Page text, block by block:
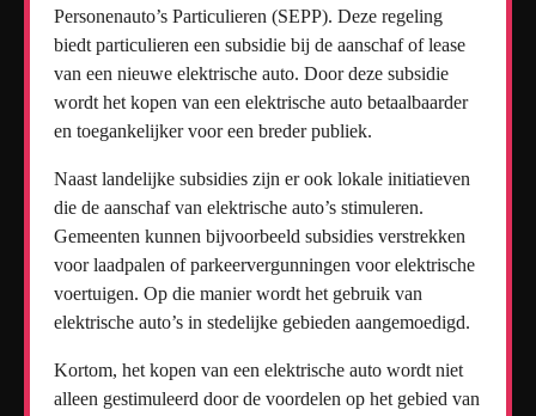
Personenauto’s Particulieren (SEPP). Deze regeling
biedt particulieren een subsidie bij de aanschaf of lease
van een nieuwe elektrische auto. Door deze subsidie
wordt het kopen van een elektrische auto betaalbaarder
en toegankelijker voor een breder publiek.
Naast landelijke subsidies zijn er ook lokale initiatieven
die de aanschaf van elektrische auto’s stimuleren.
Gemeenten kunnen bijvoorbeeld subsidies verstrekken
voor laadpalen of parkeervergunningen voor elektrische
voertuigen. Op die manier wordt het gebruik van
elektrische auto’s in stedelijke gebieden aangemoedigd.
Kortom, het kopen van een elektrische auto wordt niet
alleen gestimuleerd door de voordelen op het gebied van